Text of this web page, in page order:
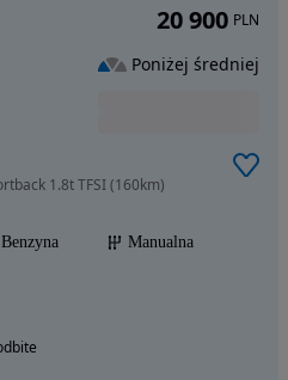
1.8t TFSI (160km)
Benzyna
Manualna
20 900 PLN
Poniżej średniej